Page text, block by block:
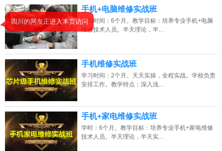
2026年8月6号_广东_朱同学（133****8591）报名:【手机维修培训班】
2026年8月6号_河北_潘同学（133****1113）报名:
手机+电脑维修实战班
学习时间：6个月。教学目标：培养专业手机+电脑
维修技术人员。半天理论，半…
手机维修实战班
学习时间：2个月。天天实操，全程实战。学校负责
安排工作。教学特点：深入浅…
手机+家电维修实战班
学时：6个月。教学目标：培养专业手机+家电维修
技术人员。半天理论，半天实…
四川的网友正进入本页访问